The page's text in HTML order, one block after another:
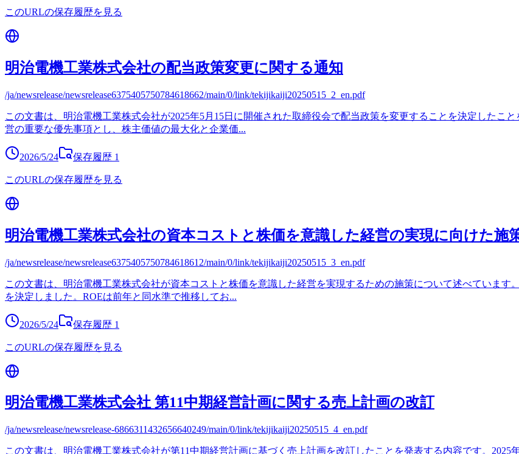
このURLの保存履歴を見る
明治電機工業株式会社の配当政策変更に関する通知
/ja/newsrelease/newsrelease6375405750784618662/main/0/link/tekijikaiji20250515_2_en.pdf
この文書は、明治電機工業株式会社が2025年5月15日に開催された取締役会で配当政策を変更することを決定したこ
営の重要な優先事項とし、株主価値の最大化と企業価...
2026/5/24 保存履歴 1
このURLの保存履歴を見る
明治電機工業株式会社の資本コストと株価を意識した経営の実現に向けた施
/ja/newsrelease/newsrelease6375405750784618612/main/0/link/tekijikaiji20250515_3_en.pdf
この文書は、明治電機工業株式会社が資本コストと株価を意識した経営を実現するための施策について述べています
を決定しました。ROEは前年と同水準で推移してお...
2026/5/24 保存履歴 1
このURLの保存履歴を見る
明治電機工業株式会社 第11中期経営計画に関する売上計画の改訂
/ja/newsrelease/newsrelease-6866311432656640249/main/0/link/tekijikaiji20250515_4_en.pdf
この文書は、明治電機工業株式会社が第11中期経営計画に基づく売上計画を改訂したことを発表する内容です。